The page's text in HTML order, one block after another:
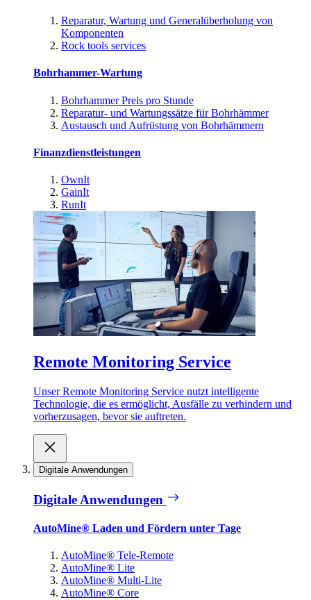
Reparatur, Wartung und Generalüberholung von
Komponenten
Rock tools services
Bohrhammer-Wartung
Bohrhammer Preis pro Stunde
Reparatur- und Wartungssätze für Bohrhämmer
Austausch und Aufrüstung von Bohrhämmern
Finanzdienstleistungen
OwnIt
GainIt
RunIt
Remote Monitoring Service
Unser Remote Monitoring Service nutzt intelligente
Technologie, die es ermöglicht, Ausfälle zu verhindern und
vorherzusagen, bevor sie auftreten.
Digitale Anwendungen
Digitale Anwendungen
AutoMine® Laden und Fördern unter Tage
AutoMine® Tele-Remote
AutoMine® Lite
AutoMine® Multi-Lite
AutoMine® Core